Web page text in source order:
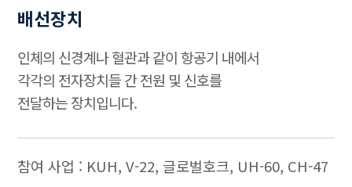
배선장치
인체의 신경계나 혈관과 같이 항공기 내에서
각각의 전자장치들 간 전원 및 신호를
전달하는 장치입니다.
참여 사업 : KUH, V-22, 글로벌호크, UH-60, CH-47